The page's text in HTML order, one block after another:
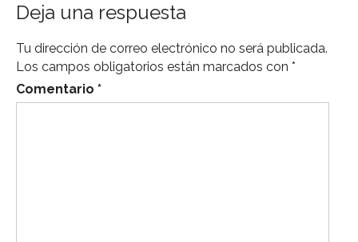
Deja una respuesta
Tu dirección de correo electrónico no será publicada.
Los campos obligatorios están marcados con *
Comentario *